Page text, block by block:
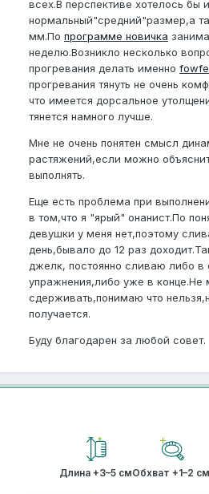
всех.В перспективе хотелось бы
нормальный"средний"размер,а
мм.По программе новичка
неделю.Возникло несколько
прогревания делать именно
прогревания тянуть не очень
что имеется дорсальное
тянется намного лучше.
Мне не очень понятен смысл
растяжений,если можно
выполнять.
Еще есть проблема при
в том,что я "ярый" онанист.По
девушки у меня нет,поэтому
день,бывало до 12 раз
джелк, постоянно сливаю либо в
упражнения,либо уже в конце.Не
сдерживать,понимаю что
получается.
Буду благодарен за любой совет.
Длина +3–5 смОбхват +1–2 см